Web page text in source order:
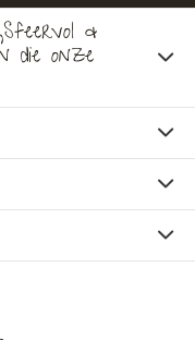
&
die onze